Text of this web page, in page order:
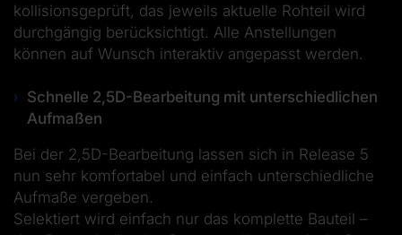
kollisionsgeprüft, das jeweils aktuelle Rohteil wird
durchgängig berücksichtigt. Alle Anstellungen
können auf Wunsch interaktiv angepasst werden.
Schnelle 2,5D-Bearbeitung mit unterschiedlichen
Aufmaßen
Bei der 2,5D-Bearbeitung lassen sich in Release 5
nun sehr komfortabel und einfach unterschiedliche
Aufmaße vergeben.
Selektiert wird einfach nur das komplette Bauteil –